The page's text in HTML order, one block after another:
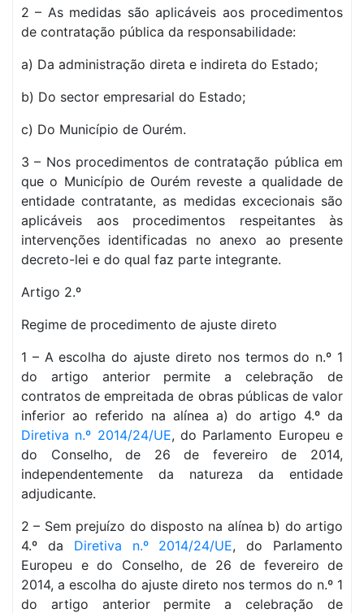
2 – As medidas são aplicáveis aos procedimentos
de contratação pública da responsabilidade:
a) Da administração direta e indireta do Estado;
b) Do sector empresarial do Estado;
c) Do Município de Ourém.
3 – Nos procedimentos de contratação pública em
que o Município de Ourém reveste a qualidade de
entidade contratante, as medidas excecionais são
aplicáveis aos procedimentos respeitantes às
intervenções identificadas no anexo ao presente
decreto-lei e do qual faz parte integrante.
Artigo 2.º
Regime de procedimento de ajuste direto
1 – A escolha do ajuste direto nos termos do n.º 1
do artigo anterior permite a celebração de
contratos de empreitada de obras públicas de valor
inferior ao referido na alínea a) do artigo 4.º da
Diretiva n.º 2014/24/UE, do Parlamento Europeu e
do Conselho, de 26 de fevereiro de 2014,
independentemente da natureza da entidade
adjudicante.
2 – Sem prejuízo do disposto na alínea b) do artigo
4.º da Diretiva n.º 2014/24/UE, do Parlamento
Europeu e do Conselho, de 26 de fevereiro de
2014, a escolha do ajuste direto nos termos do n.º 1
do artigo anterior permite a celebração de